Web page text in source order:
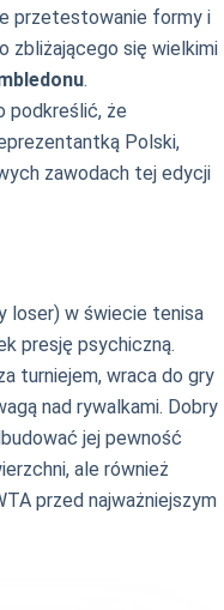
przetestowanie formy i
zbliżającego się wielkimi
.
podkreślić, że
Polski,
zawodach tej edycji
loser) w świecie tenisa
presję psychiczną.
turniejem, wraca do gry
nad rywalkami. Dobry
jej pewność
ale również
przed najważniejszym